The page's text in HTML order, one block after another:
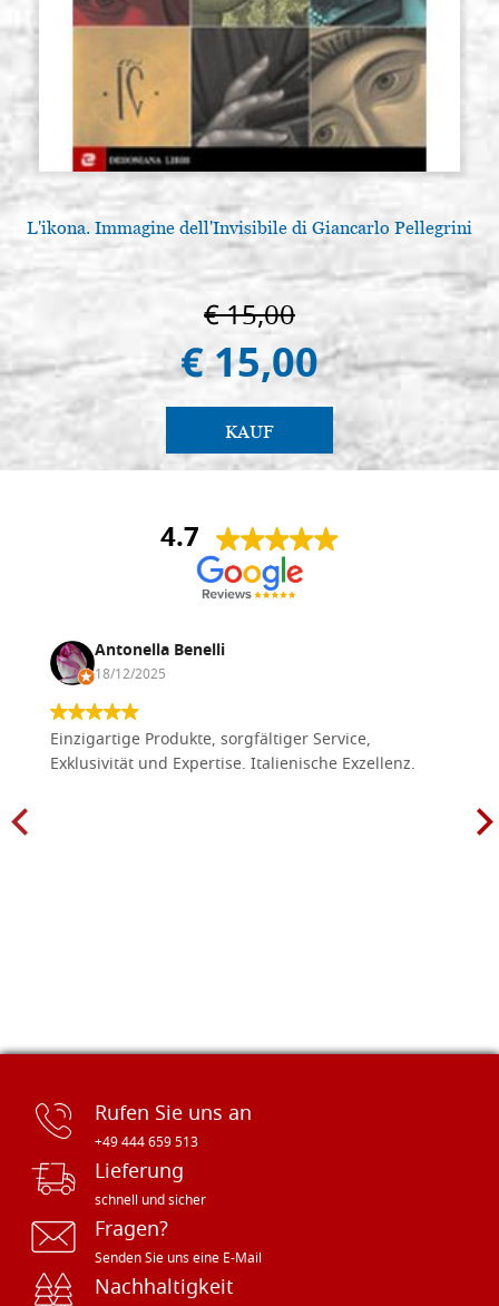
L'ikona. Immagine dell'Invisibile di Giancarlo Pellegrini
€ 15,00
€ 15,00
KAUF
4.7
Antonella Benelli
18/12/2025
Einzigartige Produkte, sorgfältiger Service,
Exklusivität und Expertise. Italienische Exzellenz.
Rufen Sie uns an
+49 444 659 513
Lieferung
schnell und sicher
Fragen?
Senden Sie uns eine E-Mail
Nachhaltigkeit